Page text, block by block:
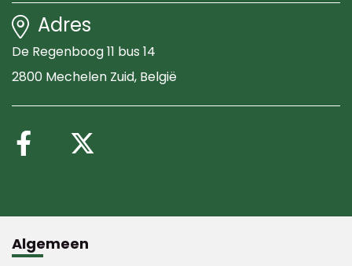
Adres
De Regenboog 11 bus 14
2800 Mechelen Zuid, België
Volg ons op Facebook
Algemeen